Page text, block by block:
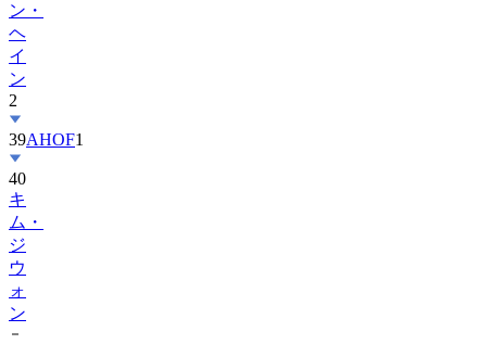
ン・
ヘ
イ
ン
2
39AHOF1
40
キ
ム・
ジ
ウ
ォ
ン